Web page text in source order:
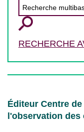
RECHERCHE
Éditeur Centre
l'observation